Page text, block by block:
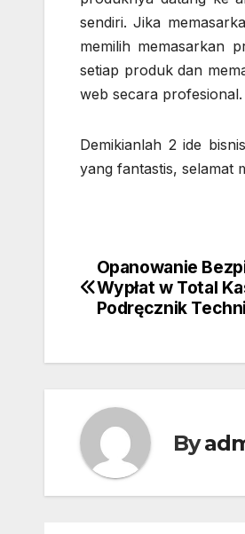
sendiri. Jika
memilih memasarkan
setiap produk dan
web secara profesional.
Demikianlah 2 ide
yang fantastis, selamat
Post
navigation
Opanowanie
Wypłat w Total
Podręcznik
By